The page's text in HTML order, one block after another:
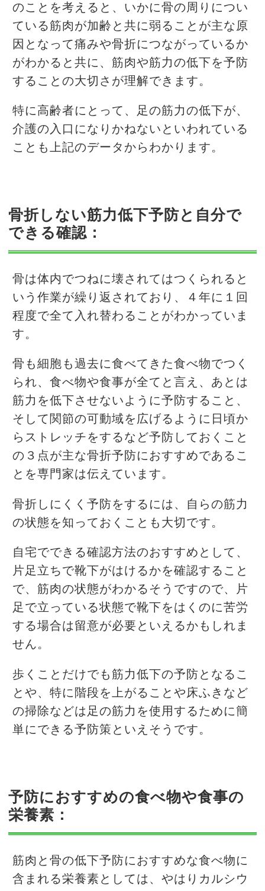
のことを考えると、いかに骨の周りについ
ている筋肉が加齢と共に弱ることが主な原
因となって痛みや骨折につながっているか
がわかると共に、筋肉や筋力の低下を予防
することの大切さが理解できます。
特に高齢者にとって、足の筋力の低下が、
介護の入口になりかねないといわれている
ことも上記のデータからわかります。
骨折しない筋力低下予防と自分で
できる確認：
骨は体内でつねに壊されてはつくられると
いう作業が繰り返されており、４年に１回
程度で全て入れ替わることがわかっていま
す。
骨も細胞も過去に食べてきた食べ物でつく
られ、食べ物や食事が全てと言え、あとは
筋力を低下させないように予防すること、
そして関節の可動域を広げるように日頃か
らストレッチをするなど予防しておくこと
の３点が主な骨折予防におすすめであるこ
とを専門家は伝えています。
骨折しにくく予防をするには、自らの筋力
の状態を知っておくことも大切です。
自宅でできる確認方法のおすすめとして、
片足立ちで靴下がはけるかを確認すること
で、筋肉の状態がわかるそうですので、片
足で立っている状態で靴下をはくのに苦労
する場合は留意が必要といえるかもしれま
せん。
歩くことだけでも筋力低下の予防となるこ
とや、特に階段を上がることや床ふきなど
の掃除などは足の筋力を使用するために簡
単にできる予防策といえそうです。
予防におすすめの食べ物や食事の
栄養素：
筋肉と骨の低下予防におすすめな食べ物に
含まれる栄養素としては、やはりカルシウ